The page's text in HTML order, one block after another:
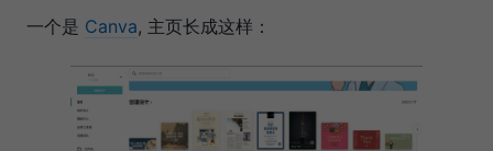
一个是 Canva, 主页长成这样：